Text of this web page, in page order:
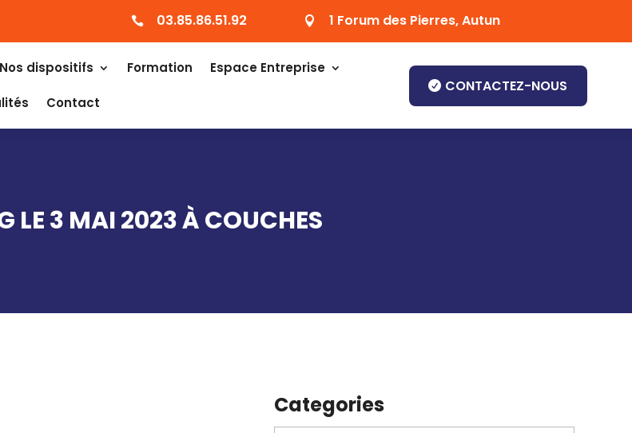
 03.85.86.51.92  1 Forum des Pierres, Autun
Nos dispositifs Formation Espace Entreprise
Contact
CONTACTEZ-NOUS
LE 3 MAI 2023 À COUCHES
Categories